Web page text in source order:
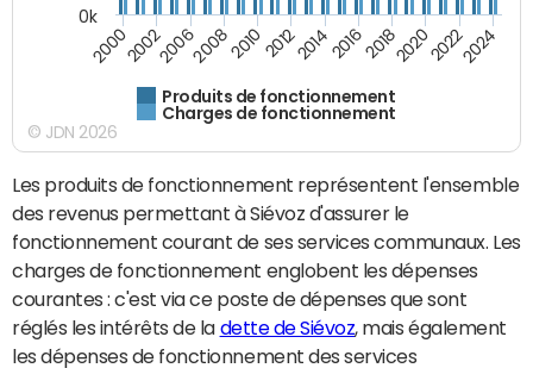
Produits de fonctionnement
Charges de fonctionnement
200020022006200820102012201420162018202020222024
0k
© JDN 2026
Les produits de fonctionnement représentent l'ensemble
des revenus permettant à Siévoz d'assurer le
fonctionnement courant de ses services communaux. Les
charges de fonctionnement englobent les dépenses
courantes : c'est via ce poste de dépenses que sont
réglés les intérêts de la dette de Siévoz, mais également
les dépenses de fonctionnement des services